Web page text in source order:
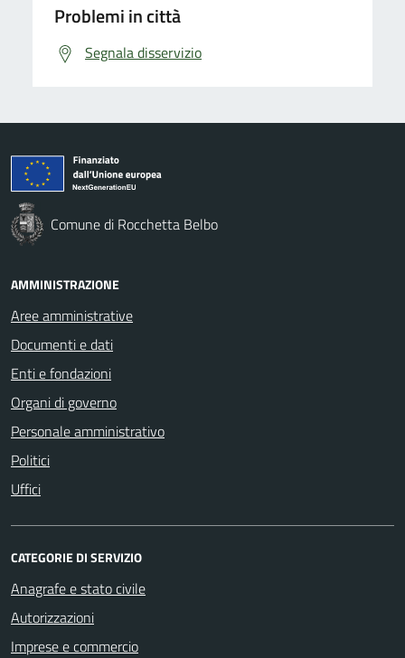
Problemi in città
Segnala disservizio
Comune di Rocchetta Belbo
AMMINISTRAZIONE
Aree amministrative
Documenti e dati
Enti e fondazioni
Organi di governo
Personale amministrativo
Politici
Uffici
CATEGORIE DI SERVIZIO
Anagrafe e stato civile
Autorizzazioni
Imprese e commercio